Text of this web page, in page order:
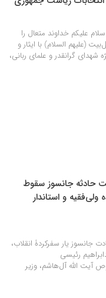
علیکم خداوند متعال را
(علیهم السلام) با ایثار و
گرانقدر و علمای ربانی،
حادثه جانسوز سقوط
ولی‌فقیه و استاندار
جانسوز یار سفرکردۀ انقلاب،
رئیسی
آیت الله آل‌هاشم، وزیر